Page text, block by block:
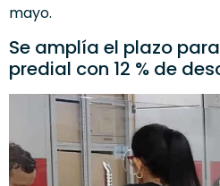
mayo.
Se amplía el plazo
predial con 12 % de